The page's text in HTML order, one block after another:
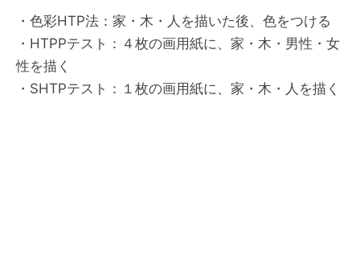
・色彩HTP法：家・木・人を描いた後、色をつける
・HTPPテスト：４枚の画用紙に、家・木・男性・女
性を描く
・SHTPテスト：１枚の画用紙に、家・木・人を描く